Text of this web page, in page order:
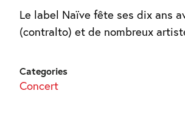
Le label Naïve fête ses dix ans
(contralto) et de nombreux
Categories
Concert